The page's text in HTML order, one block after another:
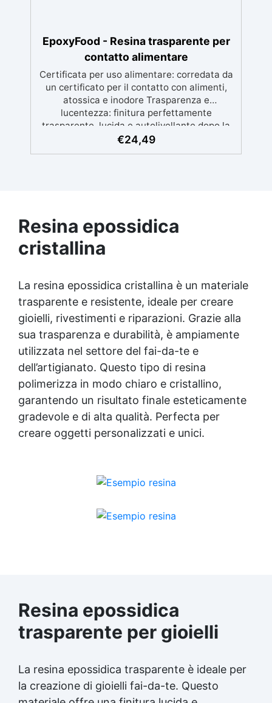
EpoxyFood - Resina trasparente per
contatto alimentare
Certificata per uso alimentare: corredata da
un certificato per il contatto con alimenti,
atossica e inodore Trasparenza e
lucentezza: finitura perfettamente
trasparente, lucida e autolivellante dopo la
catalisi. Resistenza e durata: resistente a
€24,49
Resina epossidica
cristallina
La resina epossidica cristallina è un materiale
trasparente e resistente, ideale per creare
gioielli, rivestimenti e riparazioni. Grazie alla
sua trasparenza e durabilità, è ampiamente
utilizzata nel settore del fai-da-te e
dell’artigianato. Questo tipo di resina
polimerizza in modo chiaro e cristallino,
garantendo un risultato finale esteticamente
gradevole e di alta qualità. Perfecta per
creare oggetti personalizzati e unici.
Resina epossidica
trasparente per gioielli
La resina epossidica trasparente è ideale per
la creazione di gioielli fai-da-te. Questo